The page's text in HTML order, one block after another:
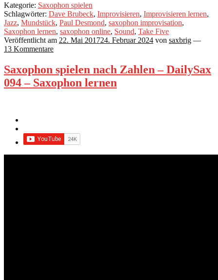
Kategorie: Saxophon spielen
Schlagwörter: Dave Brubeck, Improvisieren, Improvisieren lernen,
Jazz, Mundstück, Paul Desmond, saxophon improvisation,
Saxophon lernen, saxophon online, Sound, Take Five
Veröffentlicht am 22. Mai 201724. Februar 2024 von saxbrig —
13 Kommentare
Saxophon spielen nach Zahlen – DailySax
094 – Saxophon lernen